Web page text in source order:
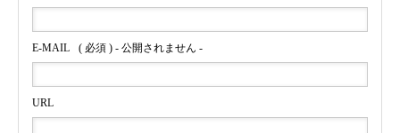
E-MAIL ( 必須 ) - 公開されません -
URL